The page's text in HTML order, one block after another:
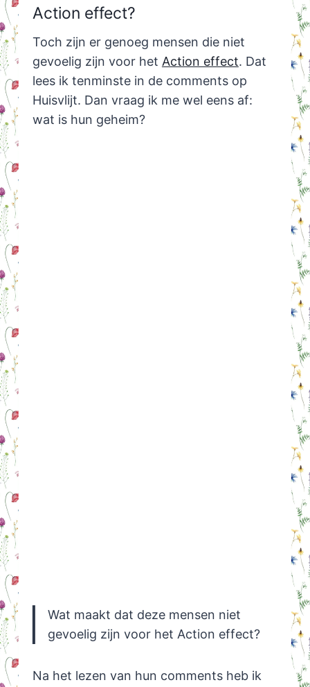
Action effect?
Toch zijn er genoeg mensen die niet
gevoelig zijn voor het Action effect. Dat
lees ik tenminste in de comments op
Huisvlijt. Dan vraag ik me wel eens af:
wat is hun geheim?
Wat maakt dat deze mensen niet
gevoelig zijn voor het Action effect?
Na het lezen van hun comments heb ik